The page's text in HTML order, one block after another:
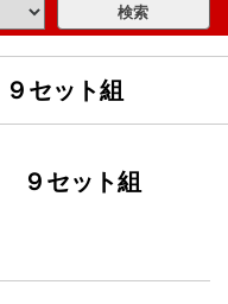
セット組
９セット組